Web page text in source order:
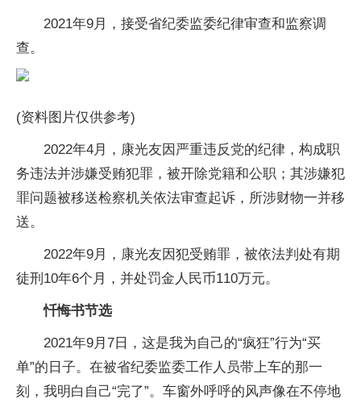
2021年9月，接受省纪委监委纪律审查和监察调
查。
(资料图片仅供参考)
2022年4月，康光友因严重违反党的纪律，构成职
务违法并涉嫌受贿犯罪，被开除党籍和公职；其涉嫌犯
罪问题被移送检察机关依法审查起诉，所涉财物一并移
送。
2022年9月，康光友因犯受贿罪，被依法判处有期
徒刑10年6个月，并处罚金人民币110万元。
忏悔书节选
2021年9月7日，这是我为自己的“疯狂”行为“买
单”的日子。在被省纪委监委工作人员带上车的那一
刻，我明白自己“完了”。车窗外呼呼的风声像在不停地